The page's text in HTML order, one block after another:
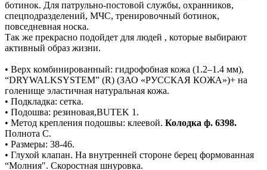
ботинок. Для патрульно-постовой службы, охранников,
спецподразделений, МЧС, тренировочный ботинок,
повседневная носка.
Так же прекрасно подойдет для людей , которые выбирают
активный образ жизни.
• Верх комбинированный: гидрофобная кожа (1.2–1.4 мм),
“DRYWALKSYSTEM” (R) (ЗАО «РУССКАЯ КОЖА»)+ на
голенище эластичная натуральная кожа.
• Подкладка: сетка.
• Подошва: резиновая,BUTEK 1.
• Метод крепления подошвы: клеевой. Колодка ф. 6398.
Полнота С.
• Размеры: 38-46.
• Глухой клапан. На внутренней стороне берец формованная
“Молния". Скоростная шнуровка.